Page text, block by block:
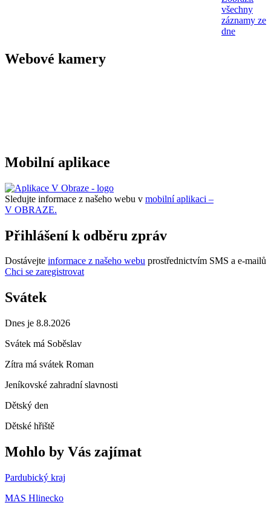
všechny
záznamy ze
dne
Webové kamery
Mobilní aplikace
Sledujte informace z našeho webu v mobilní aplikaci –
V OBRAZE.
Přihlášení k odběru zpráv
Dostávejte informace z našeho webu prostřednictvím SMS a e-mailů
Chci se zaregistrovat
Svátek
Dnes je 8.8.2026
Svátek má Soběslav
Zítra má svátek Roman
Jeníkovské zahradní slavnosti
Dětský den
Dětské hřiště
Mohlo by Vás zajímat
Pardubický kraj
MAS Hlinecko